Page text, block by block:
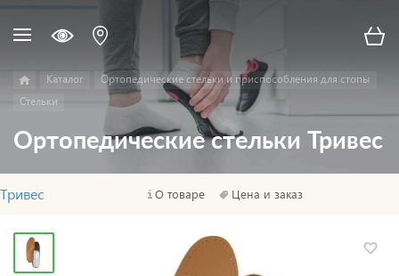
Каталог
Ортопедические стельки и приспособления для стопы
Стельки
Ортопедические стельки Тривес
Тривес О товаре Цена и заказ